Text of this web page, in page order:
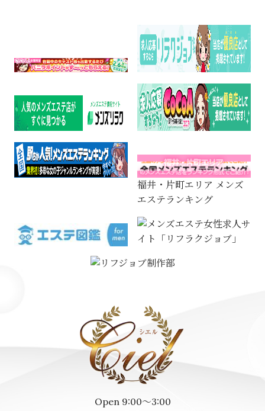
また出勤決まったら日記あげます🗓✨️
福井・片町エリア メンズ
エステランキング
Open 9:00～3:00